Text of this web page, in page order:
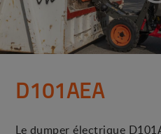
D101AEA
Le dumper électrique